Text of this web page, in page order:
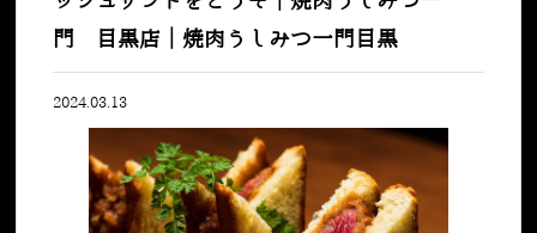
門 目黒店｜焼肉うしみつ一門目黒
2024.03.13